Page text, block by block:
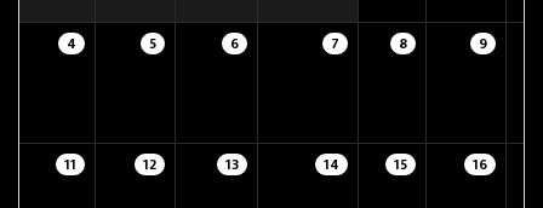
4 5 6 7 8 9
11 12 13 14 15 16